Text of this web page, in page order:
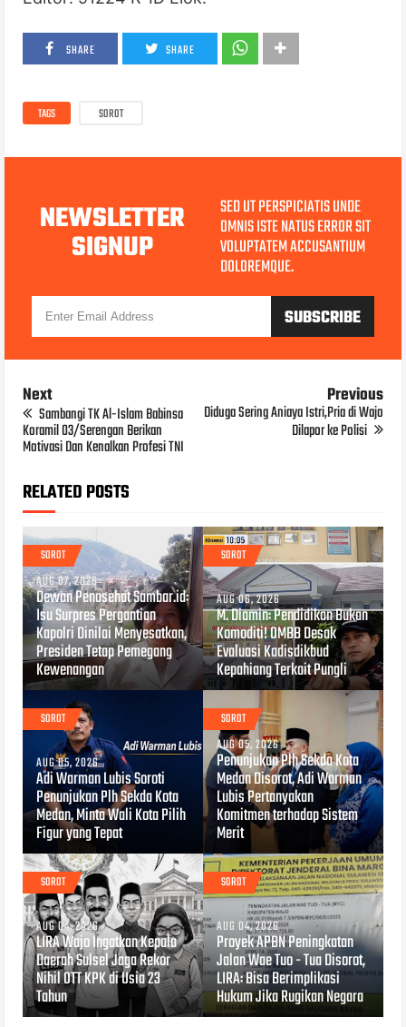
SHARE SHARE
TAGS SOROT
NEWSLETTER
SIGNUP
SED UT PERSPICIATIS UNDE
OMNIS ISTE NATUS ERROR SIT
VOLUPTATEM ACCUSANTIUM
DOLOREMQUE.
Next
Sambangi TK Al-Islam Babinsa
Koramil 03/Serengan Berikan
Motivasi Dan Kenalkan Profesi TNI
Previous
Diduga Sering Aniaya Istri,Pria di Wajo
Dilapor ke Polisi
RELATED POSTS
SOROT
AUG 07, 2026
Dewan Penasehat Sambar.id:
Isu Surpres Pergantian
Kapolri Dinilai Menyesatkan,
Presiden Tetap Pemegang
Kewenangan
SOROT
AUG 06, 2026
M. Diamin: Pendidikan Bukan
Komoditi! OMBB Desak
Evaluasi Kadisdikbud
Kepahiang Terkait Pungli
SOROT
AUG 05, 2026
Adi Warman Lubis Soroti
Penunjukan Plh Sekda Kota
Medan, Minta Wali Kota Pilih
Figur yang Tepat
SOROT
AUG 05, 2026
Penunjukan Plh Sekda Kota
Medan Disorot, Adi Warman
Lubis Pertanyakan
Komitmen terhadap Sistem
Merit
SOROT
AUG 04, 2026
LIRA Wajo Ingatkan Kepala
Daerah Sulsel Jaga Rekor
Nihil OTT KPK di Usia 23
Tahun
SOROT
AUG 04, 2026
Proyek APBN Peningkatan
Jalan Wae Tuo - Tua Disorot,
LIRA: Bisa Berimplikasi
Hukum Jika Rugikan Negara